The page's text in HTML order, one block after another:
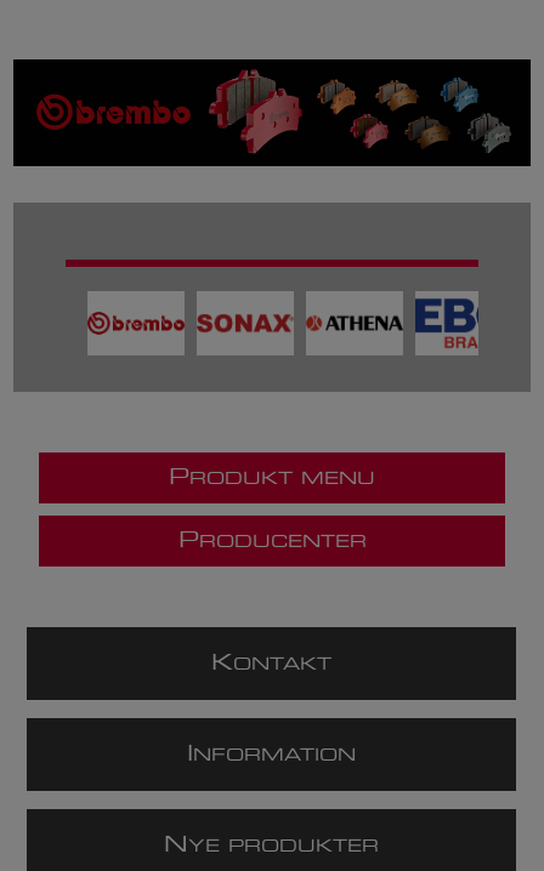
P RODUKT MENU
P RODUCENTER
KONTAKT
NFORMATION
N YE PRODUKTER